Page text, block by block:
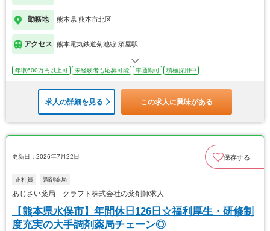
勤務地 熊本県 熊本市北区
アクセス 熊本電気鉄道菊池線 須屋駅
年収600万円以上可 未経験者も応募可能 車通勤可 積極採用中
求人の詳細を見る この求人に興味がある
更新日：2026年7月22日 保存する
正社員 調剤薬局
あじさい薬局 クラフト株式会社の薬剤師求人
【熊本県水俣市】年間休日126日☆福利厚生・研修制
度充実の大手調剤薬局チェーン◎